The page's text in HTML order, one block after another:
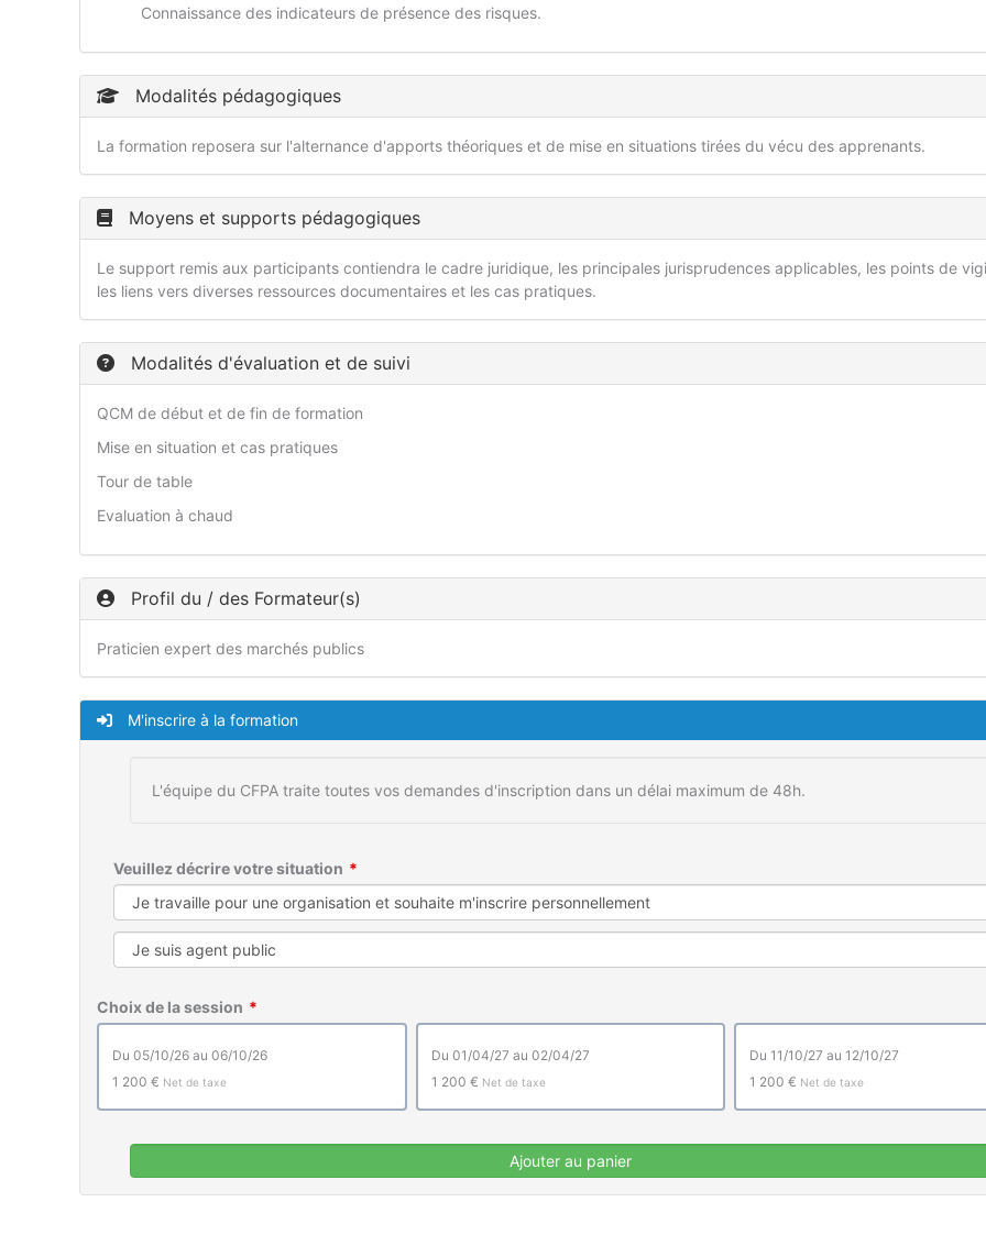
Connaissance des indicateurs de présence des risques.
Modalités pédagogiques
La formation reposera sur l'alternance d'apports théoriques et de mise en situations tirées du vécu des apprenants.
Moyens et supports pédagogiques
Le support remis aux participants contiendra le cadre juridique, les principales jurisprudences applicables, les points de
les liens vers diverses ressources documentaires et les cas pratiques.
Modalités d'évaluation et de suivi
QCM de début et de fin de formation
Mise en situation et cas pratiques
Tour de table
Evaluation à chaud
Profil du / des Formateur(s)
Praticien expert des marchés publics
M'inscrire à la formation
L'équipe du CFPA traite toutes vos demandes d'inscription dans un délai maximum de 48h.
Veuillez décrire votre situation
Choix de la session
du 05/10/26 au 06/10/26
1 200 € Net de taxe
du 01/04/27 au 02/04/27
1 200 € Net de taxe
du 11/10/27 au 12/10/27
1 200 € Net de taxe
Ajouter au panier